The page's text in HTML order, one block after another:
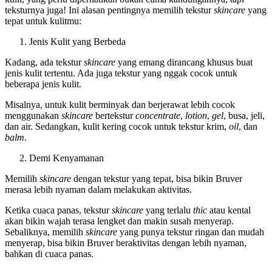
teksturnya juga! Ini alasan pentingnya memilih teksturskincare yang
tepat untuk kulitmu:
Jenis Kulit yang Berbeda
Kadang, ada teksturskincare yang emang dirancang khusus buat
jenis kulit tertentu. Ada juga tekstur yang nggak cocok untuk
beberapa jenis kulit.
Misalnya, untuk kulit berminyak dan berjerawat lebih cocok
menggunakan skincare berteksturconcentrate, lotion, gel, busa, jeli,
dan air. Sedangkan, kulit kering cocok untuk tekstur krim, oil, dan
balm.
Demi Kenyamanan
Memilih skincare dengan tekstur yang tepat, bisa bikin Bruver
merasa lebih nyaman dalam melakukan aktivitas.
Ketika cuaca panas, teksturskincare yang terlalu thic atau kental
akan bikin wajah terasa lengket dan makin susah menyerap.
Sebaliknya, memilih skincare yang punya tekstur ringan dan mudah
menyerap, bisa bikin Bruver beraktivitas dengan lebih nyaman,
bahkan di cuaca panas.